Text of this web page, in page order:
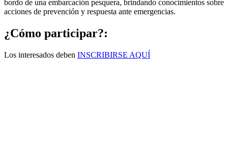
bordo de una embarcación pesquera, brindando conocimientos sobre
acciones de prevención y respuesta ante emergencias.
¿Cómo participar?:
Los interesados deben INSCRIBIRSE AQUÍ